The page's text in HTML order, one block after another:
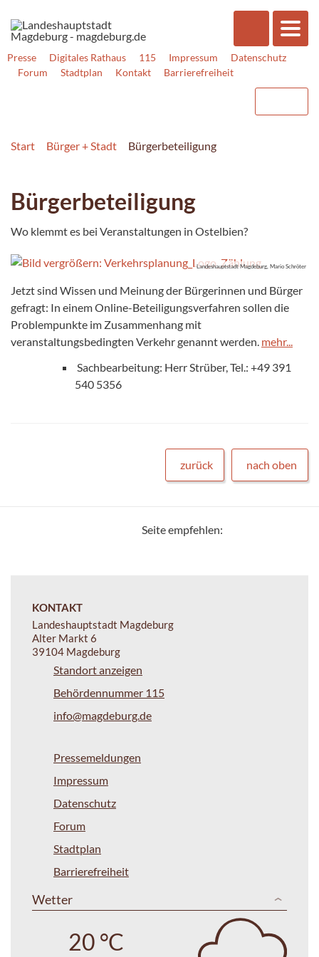
Presse Digitales Rathaus 115 Impressum
Datenschutz
Forum
Stadtplan Kontakt Barrierefreiheit
Start Bürger + Stadt Bürgerbeteiligung
Bürgerbeteiligung
Wo klemmt es bei Veranstaltungen in Ostelbien?
Landeshauptstadt Magdeburg, Mario Schröter
Jetzt sind Wissen und Meinung der Bürgerinnen und Bürger
gefragt: In einem Online-Beteiligungsverfahren sollen die
Problempunkte im Zusammenhang mit
veranstaltungsbedingten Verkehr genannt werden. mehr...
Sachbearbeitung: Herr Strüber, Tel.: +49 391
540 5356
zurück nach oben
Seite empfehlen:
KONTAKT
Landeshauptstadt Magdeburg
Alter Markt 6
39104 Magdeburg
Standort anzeigen
Behördennummer 115
info@magdeburg.de
Pressemeldungen
Impressum
Datenschutz
Forum
Stadtplan
Barrierefreiheit
Wetter
20 °C